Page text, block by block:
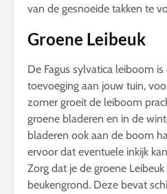
van de gesnoeide takken te
Groene Leibeuk
De Fagus sylvatica leiboom
toevoeging aan jouw tuin,
zomer groeit de leiboom
groene bladeren en in de
bladeren ook aan de boom
ervoor dat eventuele inkijk
Zorg dat je de groene
beukengrond. Deze bevat